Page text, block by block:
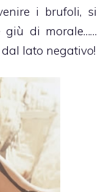
i brufoli, si
di morale……
lato negativo!